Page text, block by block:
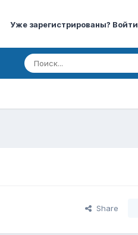
Уже зарегистрированы? Войти
Share